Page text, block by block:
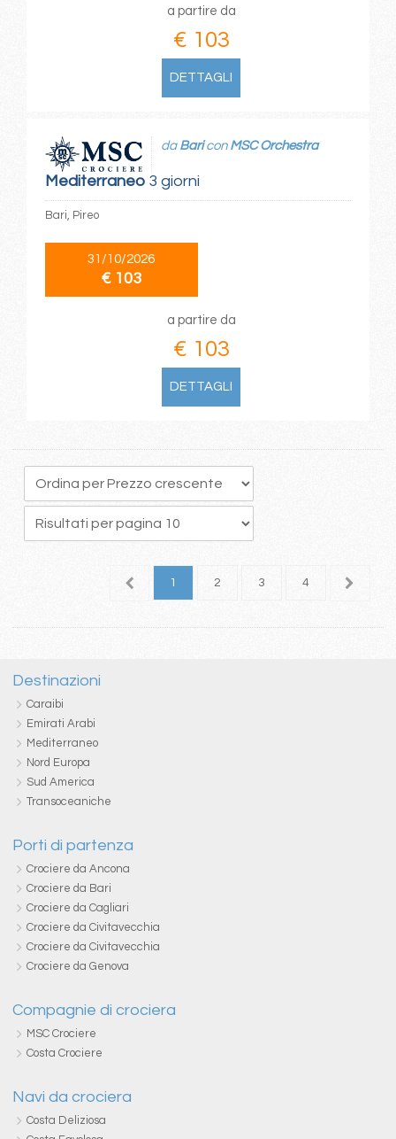
a partire da
€ 103
DETTAGLI
Mediterraneo3 giorni
da Baricon MSC Orchestra
Bari, Pireo
31/10/2026
€ 103
a partire da
€ 103
DETTAGLI
1 2 3 4 5
Destinazioni
Caraibi
Emirati Arabi
Mediterraneo
Nord Europa
Sud America
Transoceaniche
Porti di partenza
Crociere da Ancona
Crociere da Bari
Crociere da Cagliari
Crociere da Civitavecchia
Crociere da Civitavecchia
Crociere da Genova
Compagnie di crociera
MSC Crociere
Costa Crociere
Navi da crociera
Costa Deliziosa